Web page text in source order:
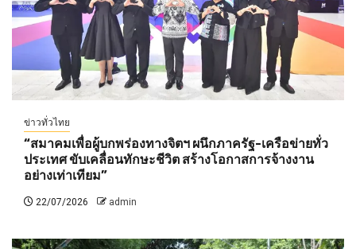
ข่าวทั่วไทย
“สมาคมเพื่อผู้บกพร่องทางจิตฯ ผนึกภาครัฐ-เครือข่ายทั่ว
ประเทศ ขับเคลื่อนทักษะชีวิต สร้างโอกาสการจ้างงาน
อย่างเท่าเทียม”
22/07/2026 admin